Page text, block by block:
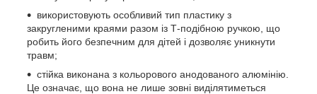
використовують особливий тип пластику з
закругленими краями разом із Т-подібною ручкою, що
робить його безпечним для дітей і дозволяє уникнути
травм;
стійка виконана з кольорового анодованого алюмінію.
Це означає, що вона не лише зовні виділятиметься